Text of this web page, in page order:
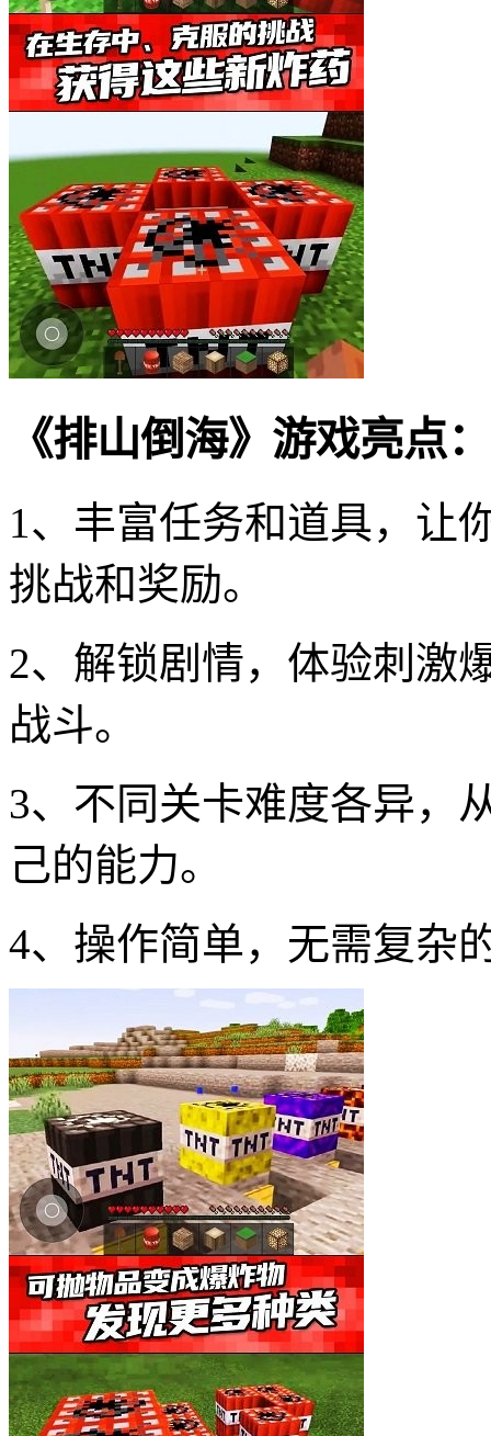
《排山倒海》游戏亮点：
1、丰富任务和道具，让
挑战和奖励。
2、解锁剧情，体验刺激
战斗。
3、不同关卡难度各异，
己的能力。
4、操作简单，无需复杂